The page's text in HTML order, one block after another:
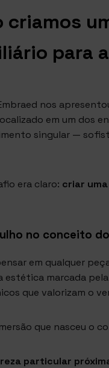
criamos
para
nos
em um dos
singular —
era claro: criar
no conceito
em qualquer
estética marcada pela
que valorizam o
que nasceu o
particular